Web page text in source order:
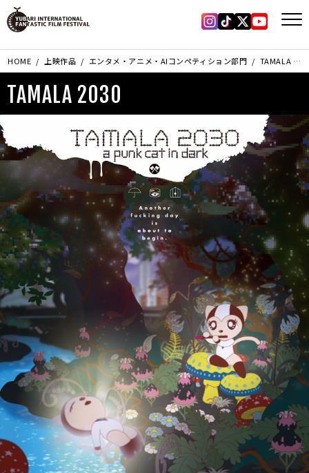
Instagram
Tiktok
X
HOME 上映作品 エンタメ・アニメ・AIコンペティション部門 TAMALA 2030
TAMALA 2030